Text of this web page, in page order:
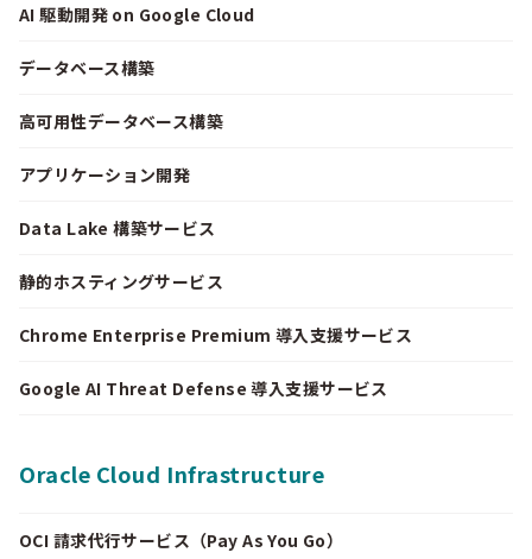
AI 駆動開発 on Google Cloud
データベース構築
高可用性データベース構築
アプリケーション開発
Data Lake 構築サービス
静的ホスティングサービス
Chrome Enterprise Premium 導入支援サービス
Google AI Threat Defense 導入支援サービス
Oracle Cloud Infrastructure
OCI 請求代行サービス（Pay As You Go）